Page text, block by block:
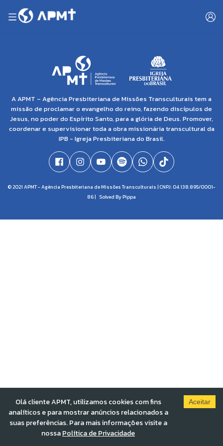
A APMT – Agência Presbiteriana de Missões Transculturais tem a
missão de proclamar o evangelho do reino, fazendo discípulos de
Jesus, no poder do Espírito Santo, para a glória de Deus. Promover,
coordenar e supervisionar toda a obra missionária transcultural da
IPB - Igreja Presbiteriana do Brasil.
© 2021 APMT - Agência Presbiteriana de Missões Transculturais | CNPJ: 04.138.895/0001-
86 | Solved By Pippa
Olá cliente APMT, utilizamos cookies com fins
analíticos e para mostrar anúncios relacionados a
suas preferências. Para mais informações visite a
nossaPolítica de Privacidade
Aceitar